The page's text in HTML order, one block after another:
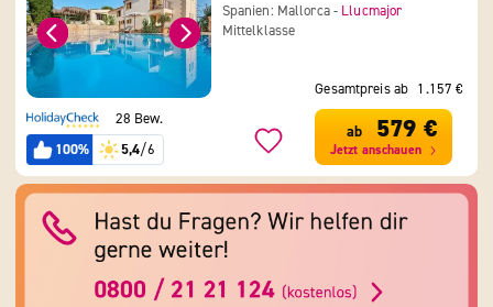
Spanien: Mallorca - Llucmajor
Mittelklasse
28 Bew.
100%
5,4/6
Gesamtpreis ab 1.157 €
ab 579 €
Jetzt anschauen